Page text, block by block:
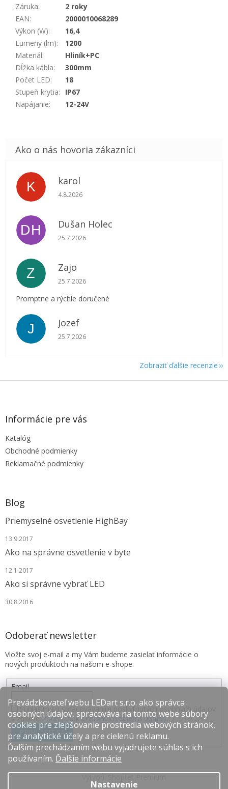
Prevádzkovateľ webu LEDart s.r.o. ako správca
osobných údajov, spracováva na tomto webe súbory
cookies pre zlepšovanie prostredia webových stránok,
pre analytické účely a pre cielenú reklamu.
Ďalším prechádzaním webu vyjadrujete súhlas s ich
používaním. Ďalšie informácie
Nastavenie
Záruka:
2 roky
EAN:
2000010068289
Výkon (W):
16,4
Lumeny (lm):
1200
Materiál:
Hliník+PC
Dĺžka kábla:
300mm
Počet LED:
18
Stupeň krytia:
IP67
Napájanie: 12-24V
K karol
Hodnotenie obchodu je 5 z 5 hviezdičiek.
4.8.2026
DH Dušan Holec
Hodnotenie obchodu je 5 z 5 hviezdičiek.
25.7.2026
Z Zajo
Hodnotenie obchodu je 5 z 5 hviezdičiek.
25.7.2026
Promptne a rýchle doručené
J Jozef
Hodnotenie obchodu je 5 z 5 hviezdičiek.
25.7.2026
Zobraziť ďalšie recenzie
Z
Informácie pre vás
Katalóg
Obchodné podmienky
Reklamačné podmienky
Blog
Priemyselné osvetlenie HighBay
13.9.2017
Ako na správne osvetlenie v byte
12.1.2017
Ako si správne vybrať LED
30.8.2016
Odoberať newsletter
Vložte svoj e-mail a my Vám budeme zasielať informácie o
nových produktoch na našom e-shope.
Email
Súhlasím so spracovávaním poskytnutých osobných údajov
v zmysle Podmienok ochrany osobných údajov.
PRIHLÁSIŤ SA